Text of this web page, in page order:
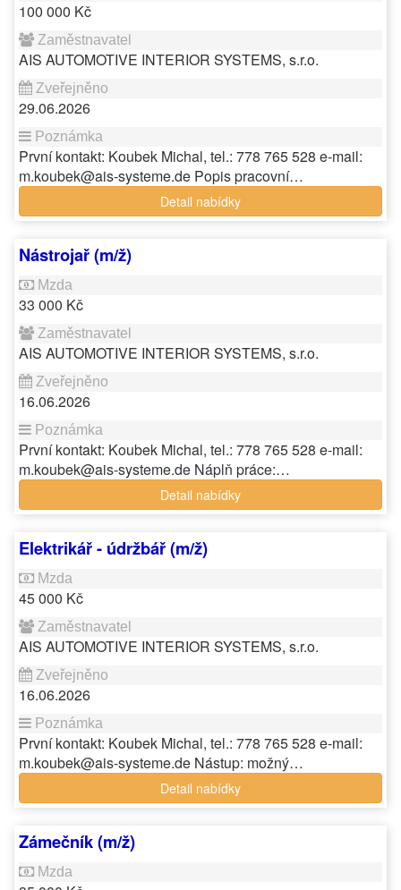
100 000 Kč
AIS AUTOMOTIVE INTERIOR SYSTEMS, s.r.o.
29.06.2026
První kontakt: Koubek Michal, tel.: 778 765 528 e-mail:
m.koubek@ais-systeme.de Popis pracovní…
Detail nabídky
Nástrojař (m/ž)
33 000 Kč
AIS AUTOMOTIVE INTERIOR SYSTEMS, s.r.o.
16.06.2026
První kontakt: Koubek Michal, tel.: 778 765 528 e-mail:
m.koubek@ais-systeme.de Náplň práce:…
Detail nabídky
Elektrikář - údržbář (m/ž)
45 000 Kč
AIS AUTOMOTIVE INTERIOR SYSTEMS, s.r.o.
16.06.2026
První kontakt: Koubek Michal, tel.: 778 765 528 e-mail:
m.koubek@ais-systeme.de Nástup: možný…
Detail nabídky
Zámečník (m/ž)